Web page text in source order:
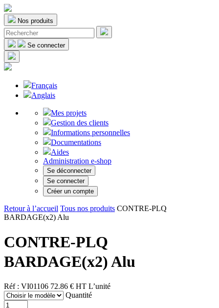
Nos produits
Se connecter
Français
Anglais
Mes projets
Gestion des clients
Informations personnelles
Documentations
Aides
Administration e-shop
Se déconnecter
Se connecter
Créer un compte
Retour à l’accueil Tous nos produits CONTRE-PLQ
BARDAGE(x2) Alu
CONTRE-PLQ
BARDAGE(x2) Alu
Réf : VI01106 72.86 € HT L’unité
Quantité